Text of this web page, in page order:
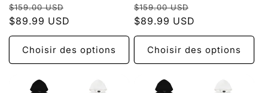
Prix
habituel
$159.00 USD
promotionnel
$89.99 USD
Choisir des options
Prix
habituel
$159.00 USD
$89.99 USD
Choisir des options